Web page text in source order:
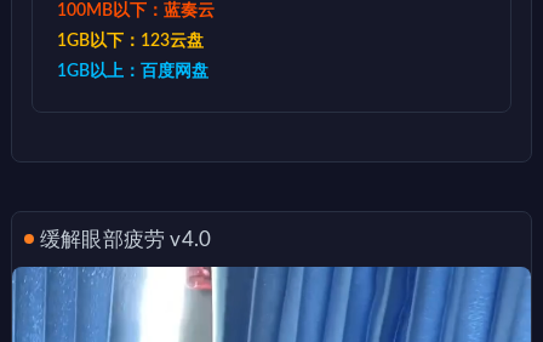
100MB以下：蓝奏云
1GB以下：123云盘
1GB以上：百度网盘
缓解眼部疲劳 v4.0